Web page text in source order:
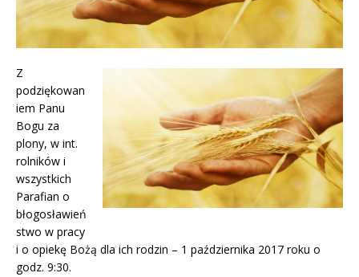
Z
podziękowan
iem Panu
Bogu za
plony, w int.
rolników i
wszystkich
Parafian o
błogosławień
stwo w pracy
i o opiekę Bożą dla ich rodzin – 1 października 2017 roku o
godz. 9:30.